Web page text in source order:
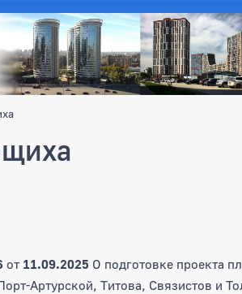
от 11.09.2025 О подготовке проекта
Артурской, Титова, Связистов и